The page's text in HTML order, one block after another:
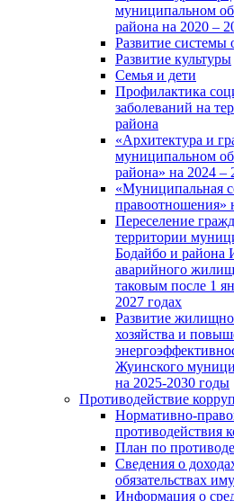
муниципальном
района на 2020 –
Развитие системы
Развитие культуры
Семья и дети
Профилактика
заболеваний на
района
«Архитектура и
муниципальном
района» на 2024 –
«Муниципальная
правоотношения»
Переселение
территории
Бодайбо и района
аварийного
таковым после 1
2027 годах
Развитие
хозяйства и
Жуинского
на 2025-2030 годы
Противодействие
Нормативно-
противодействия
План по
Сведения о
обязательствах
Информация о